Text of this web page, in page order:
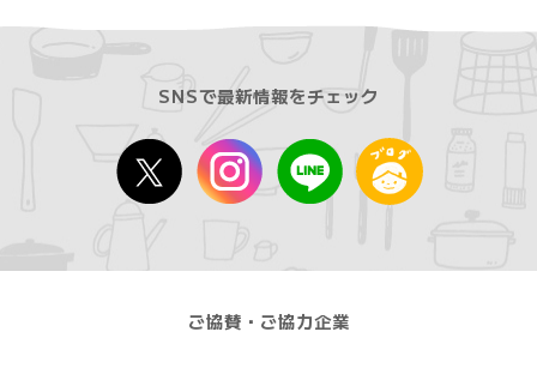
SNSで最新情報をチェック
ご協賛・ご協力企業